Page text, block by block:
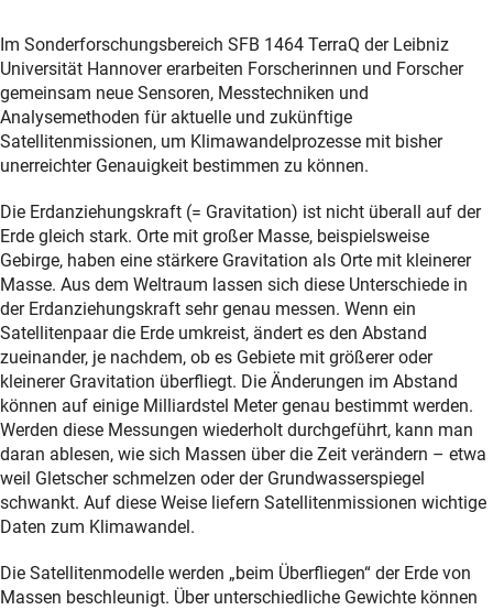
Im Sonderforschungsbereich SFB 1464 TerraQ der Leibniz
Universität Hannover erarbeiten Forscherinnen und Forscher
gemeinsam neue Sensoren, Messtechniken und
Analysemethoden für aktuelle und zukünftige
Satellitenmissionen, um Klimawandelprozesse mit bisher
unerreichter Genauigkeit bestimmen zu können.
Die Erdanziehungskraft (= Gravitation) ist nicht überall auf der
Erde gleich stark. Orte mit großer Masse, beispielsweise
Gebirge, haben eine stärkere Gravitation als Orte mit kleinerer
Masse. Aus dem Weltraum lassen sich diese Unterschiede in
der Erdanziehungskraft sehr genau messen. Wenn ein
Satellitenpaar die Erde umkreist, ändert es den Abstand
zueinander, je nachdem, ob es Gebiete mit größerer oder
kleinerer Gravitation überfliegt. Die Änderungen im Abstand
können auf einige Milliardstel Meter genau bestimmt werden.
Werden diese Messungen wiederholt durchgeführt, kann man
daran ablesen, wie sich Massen über die Zeit verändern – etwa
weil Gletscher schmelzen oder der Grundwasserspiegel
schwankt. Auf diese Weise liefern Satellitenmissionen wichtige
Daten zum Klimawandel.
Die Satellitenmodelle werden „beim Überfliegen“ der Erde von
Massen beschleunigt. Über unterschiedliche Gewichte können